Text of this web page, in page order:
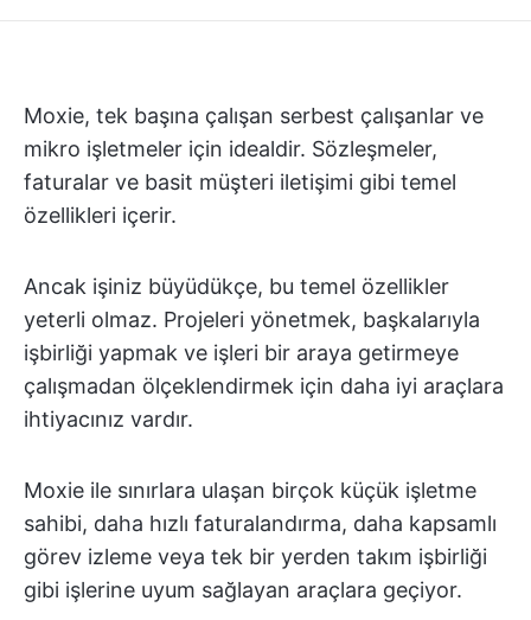
Moxie, tek başına çalışan serbest çalışanlar ve
mikro işletmeler için idealdir. Sözleşmeler,
faturalar ve basit müşteri iletişimi gibi temel
özellikleri içerir.
Ancak işiniz büyüdükçe, bu temel özellikler
yeterli olmaz. Projeleri yönetmek, başkalarıyla
işbirliği yapmak ve işleri bir araya getirmeye
çalışmadan ölçeklendirmek için daha iyi araçlara
ihtiyacınız vardır.
Moxie ile sınırlara ulaşan birçok küçük işletme
sahibi, daha hızlı faturalandırma, daha kapsamlı
görev izleme veya tek bir yerden takım işbirliği
gibi işlerine uyum sağlayan araçlara geçiyor.